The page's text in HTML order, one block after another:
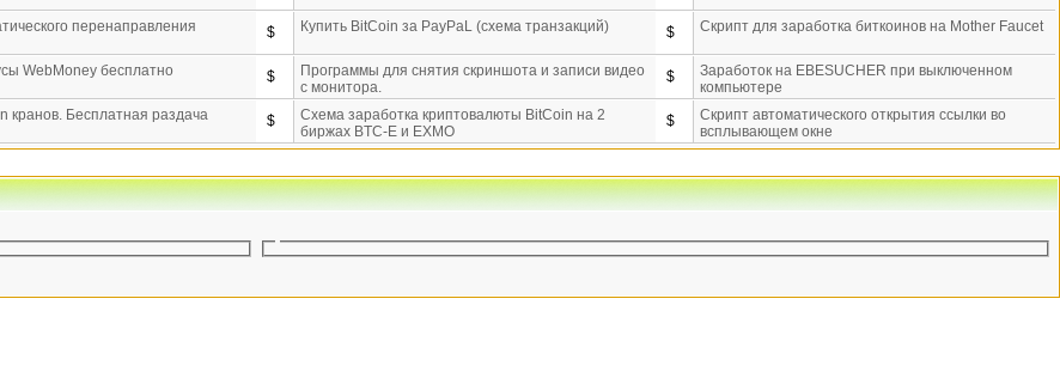
перенаправления $ Купить BitCoin за PayPaL (схема транзакций) $ Скрипт для заработка биткоинов на Mother Faucet
WebMoney бесплатно $
Программы для снятия скриншота и записи видео
с монитора.
$
Заработок на EBESUCHER при выключенном
компьютере
кранов. Бесплатная раздача
$
Схема заработка криптовалюты BitCoin на 2
биржах BTC-E и EXMO
$
Скрипт автоматического открытия ссылки во
всплывающем окне